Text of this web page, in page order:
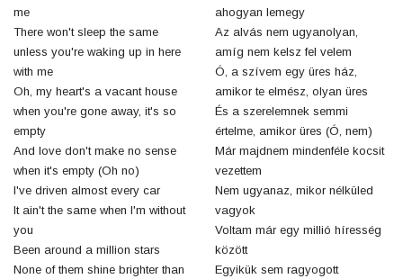
me
There won't sleep the same
unless you're waking up in here
with me
Oh, my heart's a vacant house
when you're gone away, it's so
empty
And love don't make no sense
when it's empty (Oh no)
I've driven almost every car
It ain't the same when I'm without
you
Been around a million stars
None of them shine brighter than
ahogyan lemegy
Az alvás nem ugyanolyan,
amíg nem kelsz fel velem
Ó, a szívem egy üres ház,
amikor te elmész, olyan üres
És a szerelemnek semmi
értelme, amikor üres (Ó, nem)
Már majdnem mindenféle kocsit
vezettem
Nem ugyanaz, mikor nélküled
vagyok
Voltam már egy millió híresség
között
Egyikük sem ragyogott